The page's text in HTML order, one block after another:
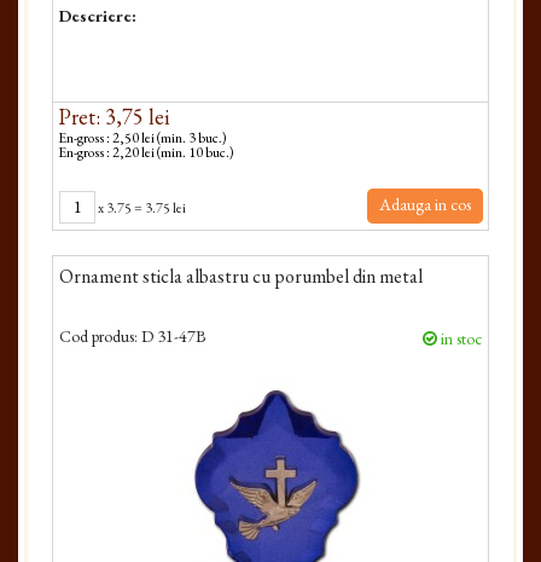
Descriere:
Pret: 3,75 lei
En-gross : 2,50 lei (min. 3 buc.)
En-gross : 2,20 lei (min. 10 buc.)
x3.75= 3.75 lei Adauga in cos
Ornament sticla albastru cu porumbel din metal
Cod produs: D 31-47B in stoc